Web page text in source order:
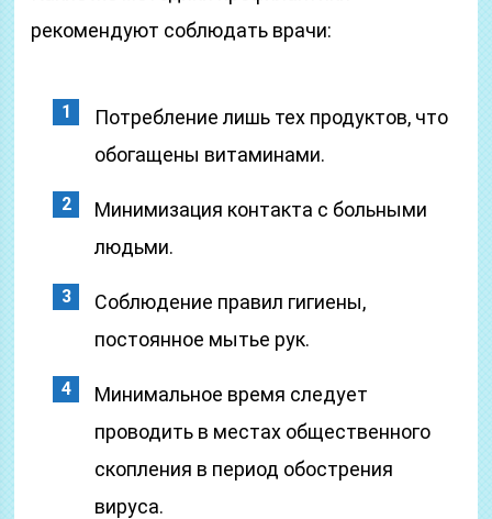
рекомендуют соблюдать врачи:
Потребление лишь тех продуктов, что
обогащены витаминами.
Минимизация контакта с больными
людьми.
Соблюдение правил гигиены,
постоянное мытье рук.
Минимальное время следует
проводить в местах общественного
скопления в период обострения
вируса.